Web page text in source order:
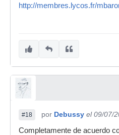
http://membres.lycos.fr/
#18 por Debussy el 09/07/
Completamente de acuerdo